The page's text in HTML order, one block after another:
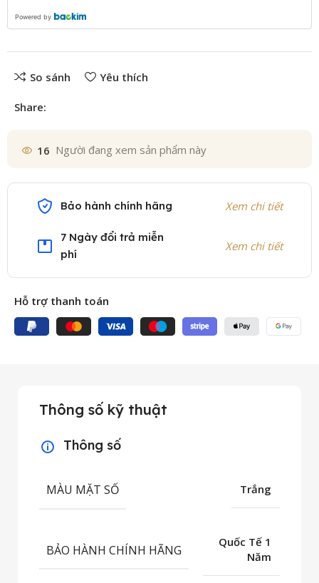
Powered by
So sánh Yêu thích
Share:
16 Người đang xem sản phẩm này
Bảo hành chính hãng Xem chi tiết
7 Ngày đổi trả miễn
phí
Xem chi tiết
Hỗ trợ thanh toán
Thông số kỹ thuật
Thông số
MÀU MẶT SỐ Trắng
BẢO HÀNH CHÍNH HÃNG
Quốc Tế 1
Năm